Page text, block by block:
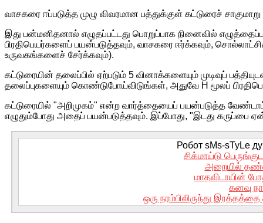
வாசகரை ஈப்படுத்த முழு விவரமான பத்துக்குள் கட்டுரைச்
இது பன்மனிதனால் எழுதப்பட்டது பொறுப்பாக நினைவில்
பிரதிபெயர்களைப் பயன்படுத்தவும், வாசகரை ஈர்க்கவும்,
உருவகங்களைச் சேர்க்கவும்).
கட்டுரையின் தலைப்பில் ஏற்படும் 5 வினாக்களையும் முடிவுப்
தலைப்புகளையும் கொண்டுபோய்விடுங்கள், அதுவே H மூலப்
கட்டுரையில் "அறிமுகம்" என்ற வார்த்தையைப் பயன்படுத்த
எழுதும்போது அதைப் பயன்படுத்தவும். இப்போது, "இடது கருப்பை
Робот sMs-sTyLe
சிக்மாய்டு
அறையில்
மாதவிடாயின்
கனவு
ஒரு நரம்பிலிருந்து